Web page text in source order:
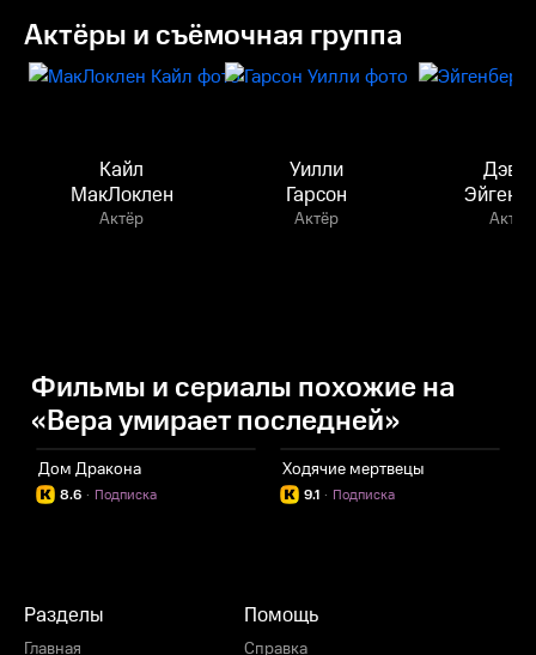
Актёры и съёмочная группа
Кайл
МакЛоклен
Актёр
Уилли
Гарсон
Актёр Актёр
Фильмы и сериалы похожие на
«Вера умирает последней»
Дом Дракона
8.6 Подписка
·
Ходячие мертвецы
9.1 Подписка
·
Разделы
Главная
Помощь
Справка